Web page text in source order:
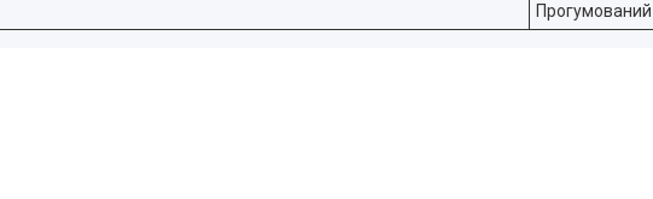
Прогумований